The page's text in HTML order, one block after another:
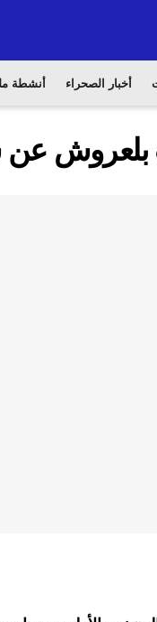
أخبار الصحراء أنشطة
بلعروش عن